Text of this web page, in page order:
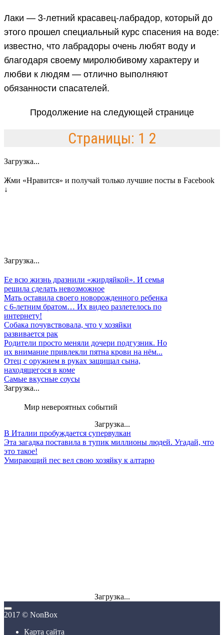
Лаки — 3-летний красавец-лабрадор, который до
этого прошел специальный курс спасения на воде:
известно, что лабрадоры очень любят воду и
благодаря своему миролюбивому характеру и
любви к людям — отлично выполняют
обязанности спасателей.
Продолжение на следующей странице
Страницы: 1 2
Загрузка...
Жми «Нравится» и получай только лучшие посты в Facebook
↓
Загрузка...
Ее всю жизнь дразнили «жирдяйкой». И семья
решила сделать невозможное
Мать оставила своего новорожденного ребенка
с 6-летним братом… Их видео разлетелось по
интернету!
Собака почувствовала, что у хозяйки
развивается рак
Родители просто меняли дочери подгузник. Но
их внимание привлекли пятна крови на нём...
Отец с оружием в руках защищал сына,
находящегося в коме
Самые вкусные соусы
Загрузка...
Мир невероятных событий
Загрузка...
В Италии пробуждается супервулкан
Эта загадка поставила в тупик миллионы людей. Угадай, что
это такое!
Умирающий пес вел свою хозяйку к алтарю
Загрузка...
2017 © NonBox
Карта сайта